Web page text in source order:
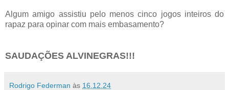
Algum amigo assistiu pelo menos cinco jogos inteiros do
rapaz para opinar com mais embasamento?
SAUDAÇÕES ALVINEGRAS!!!
Rodrigo Federman às 16.12.24